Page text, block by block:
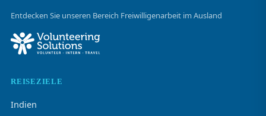
Entdecken Sie unseren Bereich Freiwilligenarbeit im Ausland
REISEZIELE
Indien